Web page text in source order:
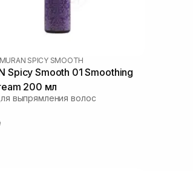
MURAN SPICY SMOOTH
Spicy Smooth 01 Smoothing
200 мл
выпрямления волос